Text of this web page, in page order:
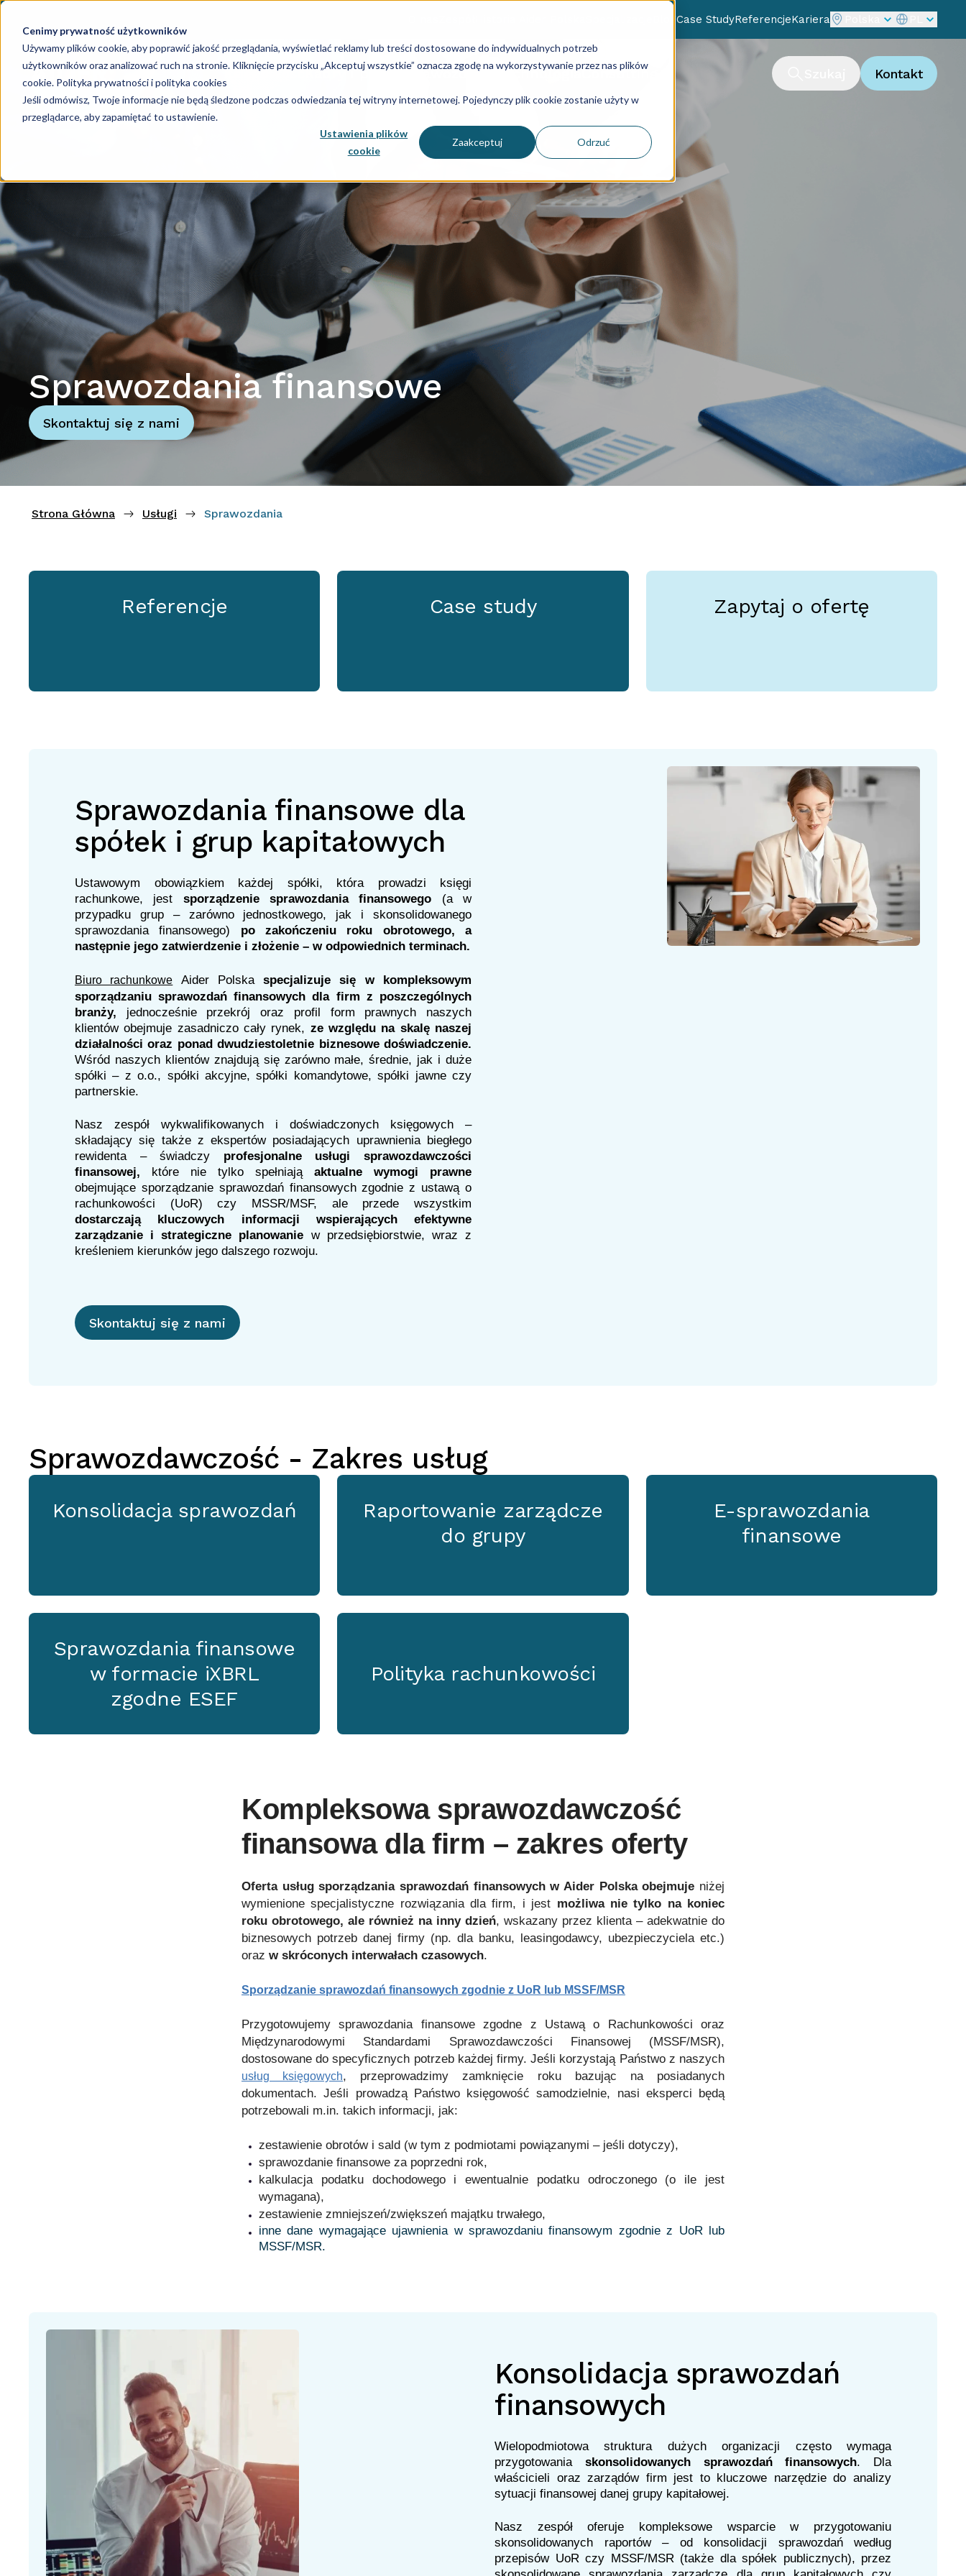
Cenimy prywatność użytkowników
Używamy plików cookie, aby poprawić jakość przeglądania, wyświetlać reklamy lub treści dostosowane do indywidualnych potrzeb
użytkowników oraz analizować ruch na stronie. Kliknięcie przycisku „Akceptuj wszystkie” oznacza zgodę na wykorzystywanie przez nas plików
cookie.Polityka prywatności i polityka cookies
Jeśli odmówisz, Twoje informacje nie będą śledzone podczas odwiedzania tej witryny internetowej. Pojedynczy plik cookie zostanie użyty w
przeglądarce, aby zapamiętać to ustawienie.
Ustawienia plików
cookie
Zaakceptuj Odrzuć
BlogCase StudyReferencjeKariera
KsięgowośćKadry i płaceSprawozdania TechnologiaConsulting Kontakt
Sprawozdania finansowe
Skontaktuj się z nami
Strona Główna Usługi Sprawozdania
Referencje Case study Zapytaj o ofertę
Sprawozdania finansowe dla
spółek i grup kapitałowych
Ustawowym obowiązkiem każdej spółki, która prowadzi księgi
rachunkowe, jest sporządzenie sprawozdania finansowego (a w
przypadku grup – zarówno jednostkowego, jak i skonsolidowanego
sprawozdania finansowego) po zakończeniu roku obrotowego, a
następnie jego zatwierdzenie i złożenie – w odpowiednich terminach.
Biuro rachunkowe Aider Polskaspecjalizuje się w kompleksowym
sporządzaniu sprawozdań finansowych dla firm z poszczególnych
branży, jednocześnie przekrój oraz profil form prawnych naszych
klientów obejmuje zasadniczo cały rynek, ze względu na skalę naszej
działalności oraz ponad dwudziestoletnie biznesowe doświadczenie.
Wśród naszych klientów znajdują się zarówno małe, średnie, jak i duże
spółki – z o.o., spółki akcyjne, spółki komandytowe, spółki jawne czy
partnerskie.
Nasz zespół wykwalifikowanych i doświadczonych księgowych –
składający się także z ekspertów posiadających uprawnienia biegłego
rewidenta – świadczy profesjonalne usługi sprawozdawczości
finansowej, które nie tylko spełniają aktualne wymogi prawne
obejmujące sporządzanie sprawozdań finansowych zgodnie z ustawą o
rachunkowości (UoR) czy MSSR/MSF, ale przede wszystkim
dostarczają kluczowych informacji wspierających efektywne
zarządzanie i strategiczne planowanie w przedsiębiorstwie, wraz z
kreśleniem kierunków jego dalszego rozwoju.
Skontaktuj się z nami
Sprawozdawczość - Zakres usług
Konsolidacja sprawozdań
Raportowanie zarządcze
do grupy
E-sprawozdania
finansowe
Sprawozdania finansowe
w formacie iXBRL
zgodne ESEF
Polityka rachunkowości
Kompleksowa sprawozdawczość
finansowa dla firm – zakres oferty
Oferta usług sporządzania sprawozdań finansowych w Aider Polskaobejmuje niżej
wymienione specjalistyczne rozwiązania dla firm, i jest możliwa nie tylko na koniec
roku obrotowego, ale również na inny dzień, wskazany przez klienta – adekwatnie do
biznesowych potrzeb danej firmy (np. dla banku, leasingodawcy, ubezpieczyciela etc.)
oraz w skróconych interwałach czasowych.
Sporządzanie sprawozdań finansowych zgodnie z UoR lub MSSF/MSR
Przygotowujemy sprawozdania finansowe zgodne z Ustawą o Rachunkowości oraz
Międzynarodowymi Standardami Sprawozdawczości Finansowej (MSSF/MSR),
dostosowane do specyficznych potrzeb każdej firmy. Jeśli korzystają Państwo z naszych
usług księgowych, przeprowadzimy zamknięcie roku bazując na posiadanych
dokumentach. Jeśli prowadzą Państwo księgowość samodzielnie, nasi eksperci będą
potrzebowali m.in. takich informacji, jak:
zestawienie obrotów i sald (w tym z podmiotami powiązanymi – jeśli dotyczy),
sprawozdanie finansowe za poprzedni rok,
kalkulacja podatku dochodowego i ewentualnie podatku odroczonego (o ile jest
wymagana),
zestawienie zmniejszeń/zwiększeń majątku trwałego,
inne dane wymagające ujawnienia w sprawozdaniu finansowym zgodnie z UoR lub
MSSF/MSR.
Konsolidacja sprawozdań
finansowych
Wielopodmiotowa struktura dużych organizacji często wymaga
przygotowania skonsolidowanych sprawozdań finansowych. Dla
właścicieli oraz zarządów firm jest to kluczowe narzędzie do analizy
sytuacji finansowej danej grupy kapitałowej.
Nasz zespół oferuje kompleksowe wsparcie w przygotowaniu
skonsolidowanych raportów – od konsolidacji sprawozdań według
przepisów UoR czy MSSF/MSR (także dla spółek publicznych), przez